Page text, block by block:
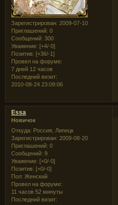
Зарегистрирован: 2009-07-10
Приглашений: 0
Сообщений: 300
Уважение: [+4/-0]
Позитив: [+36/-1]
Провел на форуме:
7 дней 12 часов
Последний визит:
2010-08-24 23:09:06
Essa
Новичок
Откуда: Россия, Липецк
Зарегистрирован: 2009-08-20
Приглашений: 0
Сообщений: 9
Уважение: [+0/-0]
Позитив: [+0/-0]
Пол: Женский
Провел на форуме:
11 часов 52 минуты
Последний визит: